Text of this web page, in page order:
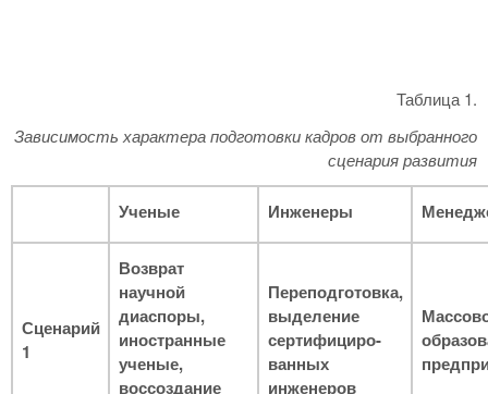
Таблица 1.
Зависимость характера подготовки кадров от выбранного
сценария развития
Ученые Инженеры
Сценарий
1
Возврат
научной
диаспоры,
иностранные
ученые,
воссоздание
Переподготовка,
выделение
сертифициро-
ванных
инженеров